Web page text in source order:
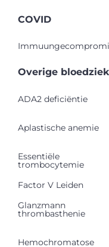
COVID
Overige
ADA2 deficiëntie
Aplastische anemie
Essentiële
trombocytemie
Factor V Leiden
Glanzmann
thrombasthenie
Hemochromatose